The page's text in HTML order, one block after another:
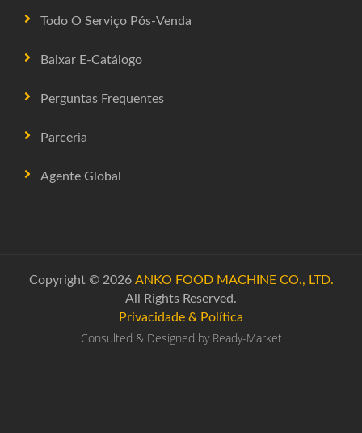
Todo O Serviço Pós-Venda
Baixar E-Catálogo
Perguntas Frequentes
Parceria
Agente Global
Copyright © 2026 ANKO FOOD MACHINE CO., LTD.
All Rights Reserved.
Privacidade & Política
Consulted & Designed by Ready-Market